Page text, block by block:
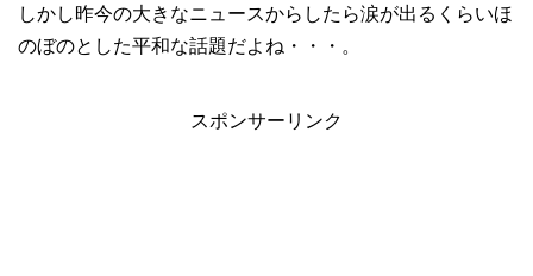
しかし昨今の大きなニュースからしたら涙が出るくらいほ
のぼのとした平和な話題だよね・・・。
スポンサーリンク